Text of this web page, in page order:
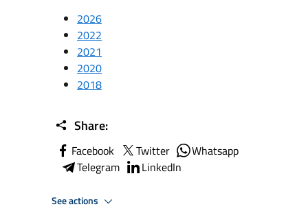
2026
2022
2021
2020
2018
Share:
Facebook Twitter
Whatsapp
Telegram
LinkedIn
See actions